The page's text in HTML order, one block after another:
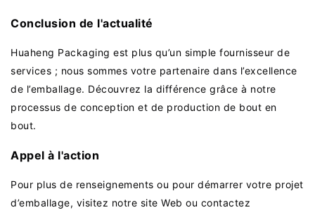
Conclusion de l'actualité
Huaheng Packaging est plus qu’un simple fournisseur de
services ; nous sommes votre partenaire dans l’excellence
de l’emballage. Découvrez la différence grâce à notre
processus de conception et de production de bout en
bout.
Appel à l'action
Pour plus de renseignements ou pour démarrer votre projet
d’emballage, visitez notre site Web ou contactez